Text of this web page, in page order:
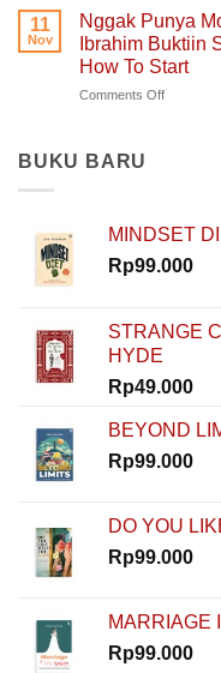
Diri
Sendiri
Fitria
Saat
Mengajar
di
Tapi
Niat:
Kisah
Rinaldi
11
Nov
Nggak Punya
Ibrahim Buktiin
How To Start
Comments Offon
Nur
Ibrahim
Buktiin
Dimulai
Nol
How
To
Start
BUKU BARU
MINDSET
Rp99.000
STRANGE
HYDE
Rp49.000
BEYOND
Rp99.000
DO YOU
Rp99.000
MARRIAGE
Rp99.000